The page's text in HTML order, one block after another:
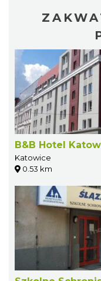
B&B Hotel
Katowice
0.53 km